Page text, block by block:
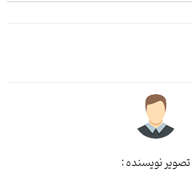
تصویر نویسنده :